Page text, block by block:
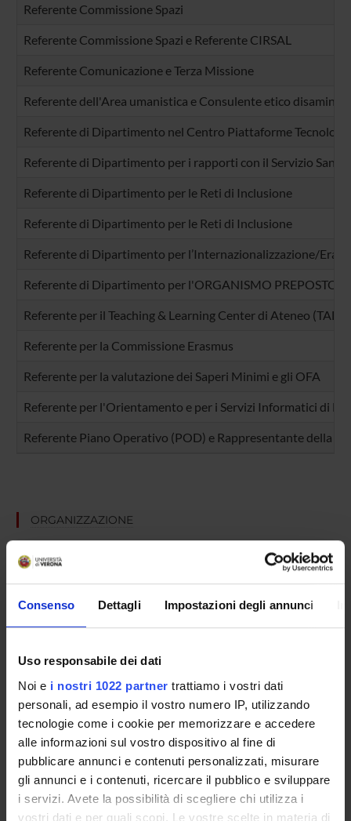
Consenso Dettagli Impostazioni degli annunci
Uso responsabile dei dati
Noi e i nostri 1022 partner trattiamo i vostri dati
personali, ad esempio il vostro numero IP, utilizzando
tecnologie come i cookie per memorizzare e accedere
alle informazioni sul vostro dispositivo al fine di
pubblicare annunci e contenuti personalizzati, misurare
gli annunci e i contenuti, ricercare il pubblico e sviluppare
i servizi. Avete la possibilità di scegliere chi utilizza i
vostri dati e per quali scopi. Le vostre scelte in materia di
Referente Commissione Spazi
Referente Commissione Spazi e Referente CIRSAL
Referente Comunicazione e Terza Missione
Referente dell'Area umanistica e Consulente etico disamina
Referente di Dipartimento nel Centro Piattaforme
Referente di Dipartimento per i rapporti con il Servizio
Referente di Dipartimento per le Reti di Inclusione
Referente di Dipartimento per le Reti di Inclusione
Referente di Dipartimento per l’Internazionalizzazione/
Referente di Dipartimento per l'ORGANISMO PREPOSTO
Referente per il Teaching & Learning Center di Ateneo (TALC)
Referente per la Commissione Erasmus
Referente per la valutazione dei Saperi Minimi e gli OFA
Referente per l'Orientamento e per i Servizi Informatici di
Referente Piano Operativo (POD) e Rappresentante della
ORGANIZZAZIONE
COMMISSIONI
GOVERNANCE
SERVIZI DI SEGRETERIA STUDENTI
STRUTTURE DEL DIPARTIMENTO
BIBLIOTECHE
LABORATORI
ASSOCIAZIONI STUDENTESCHE